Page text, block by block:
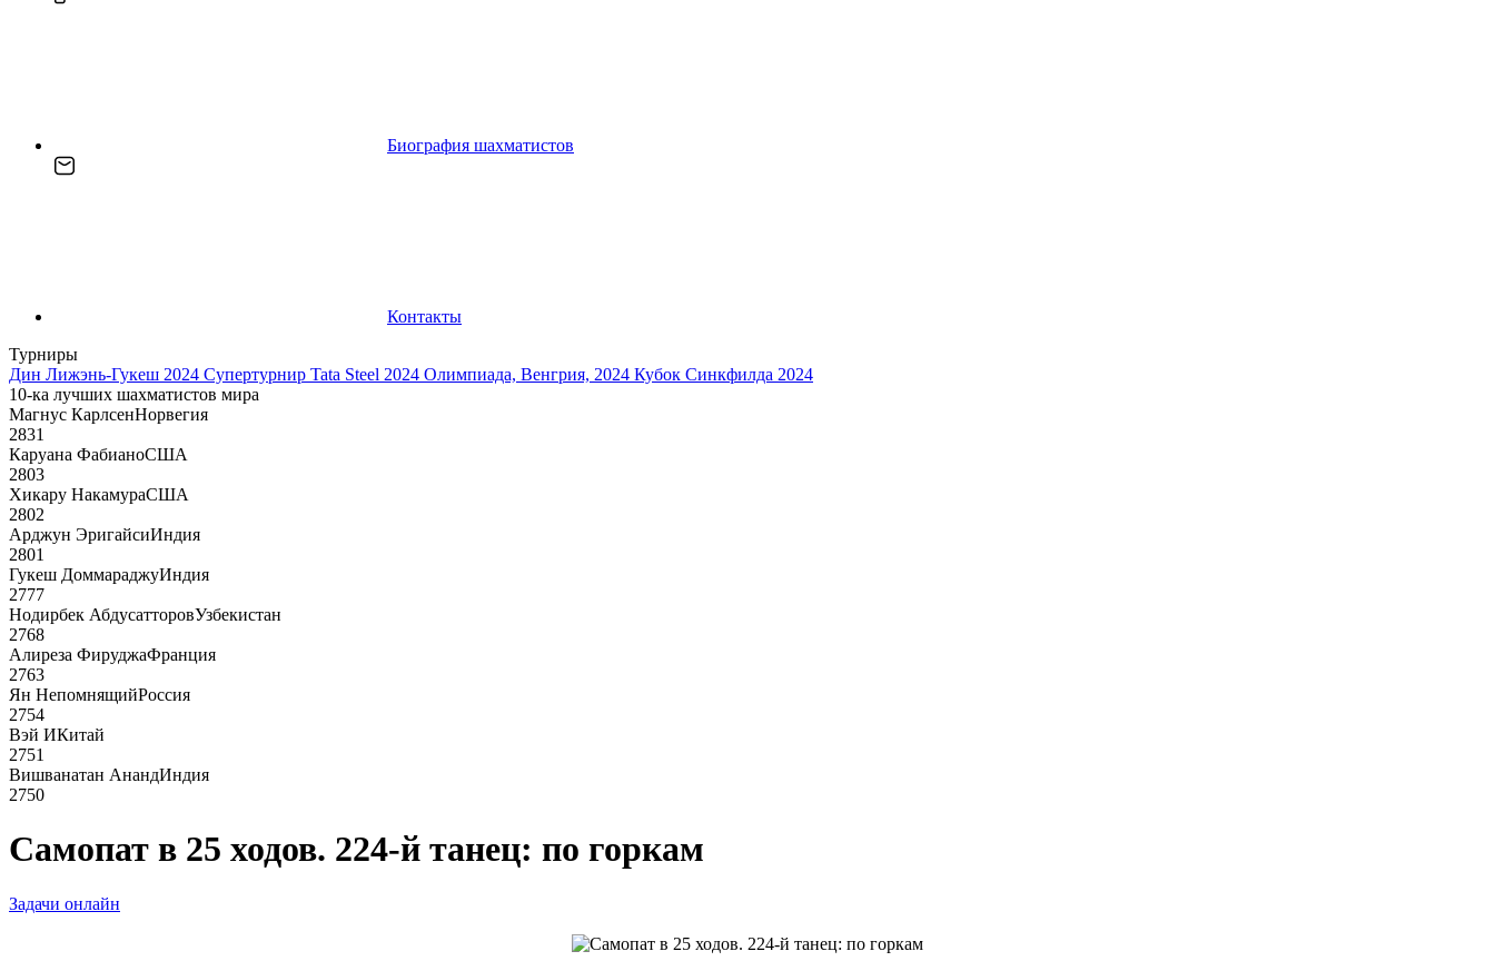
Биография шахматистов
Контакты
Турниры
Дин Лижэнь-Гукеш 2024 Супертурнир Tata Steel 2024 Олимпиада, Венгрия, 2024 Кубок Синкфилда 2024
10-ка лучших шахматистов мира
Магнус КарлсенНорвегия
2831
Каруана ФабианоСША
2803
Хикару НакамураСША
2802
Арджун ЭригайсиИндия
2801
Гукеш ДоммараджуИндия
2777
Нодирбек АбдусатторовУзбекистан
2768
Алиреза ФируджаФранция
2763
Ян НепомнящийРоссия
2754
Вэй ИКитай
2751
Вишванатан АнандИндия
2750
Самопат в 25 ходов. 224-й танец: по горкам
Задачи онлайн